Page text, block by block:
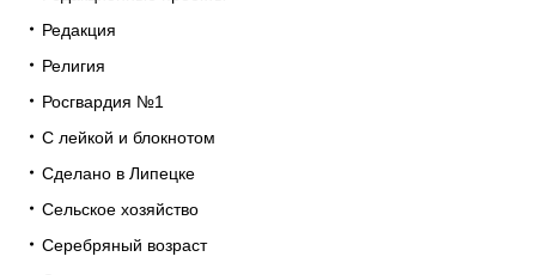
Редакция
Религия
Росгвардия №1
С лейкой и блокнотом
Сделано в Липецке
Сельское хозяйство
Серебряный возраст